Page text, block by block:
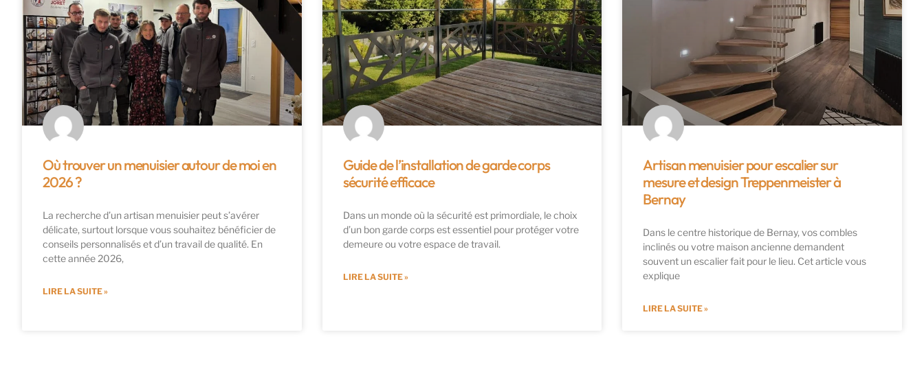
Où trouver un menuisier autour de moi en
2026 ?
La recherche d’un artisan menuisier peut s’avérer
délicate, surtout lorsque vous souhaitez bénéficier de
conseils personnalisés et d’un travail de qualité. En
cette année 2026,
LIRE LA SUITE »
Guide de l’installation de garde corps
sécurité efficace
Dans un monde où la sécurité est primordiale, le choix
d’un bon garde corps est essentiel pour protéger votre
demeure ou votre espace de travail.
LIRE LA SUITE »
Artisan menuisier pour escalier sur
mesure et design Treppenmeister à
Bernay
Dans le centre historique de Bernay, vos combles
inclinés ou votre maison ancienne demandent
souvent un escalier fait pour le lieu. Cet article vous
explique
LIRE LA SUITE »